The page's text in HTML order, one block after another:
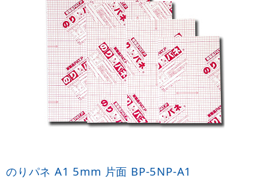
のりパネ A1 5mm 片面 BP-5NP-A1